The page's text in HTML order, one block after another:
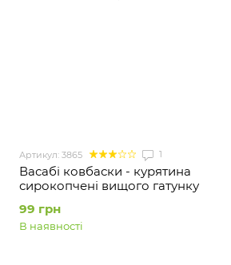
Артикул: 3865 1
Васабі ковбаски - курятина
сирокопчені вищого гатунку
99 грн
В наявності